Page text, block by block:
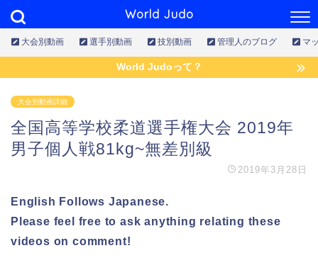
World Judo
大会別動画 選手別動画 技別動画 管理人のブログ マ
World Judoって？
大会別動画詳細
全国高等学校柔道選手権大会 2019年
男子個人戦81kg~無差別級
2019年3月28日
English Follows Japanese.
Please feel free to ask anything relating these
videos on comment!